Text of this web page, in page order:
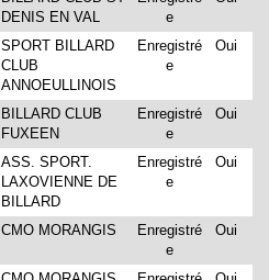
DENIS EN VAL
e
SPORT BILLARD
CLUB
ANNOEULLINOIS
Enregistré
e
Oui
BILLARD CLUB
FUXEEN
Enregistré
e
Oui
ASS. SPORT.
LAXOVIENNE DE
BILLARD
Enregistré
e
Oui
CMO MORANGIS
Enregistré
e
Oui